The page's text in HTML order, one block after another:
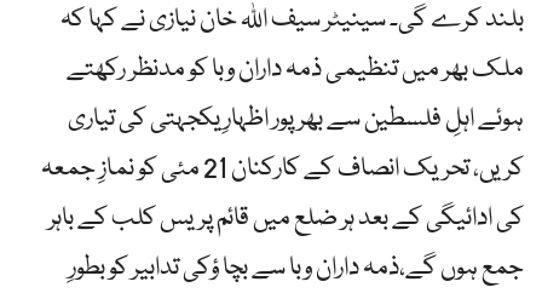
بلند کرے گی۔ سینیٹر سیف اللہ خان نیازی نے کہا کہ
ملک بھر میں تنظیمی ذمہ داران وبا کو مدنظر رکھتے
ہوئے اہلِ فلسطین سے بھرپور اظہارِ یکجہتی کی تیاری
کریں، تحریک انصاف کے کارکنان 21 مئی کو نمازِ جمعہ
کی ادائیگی کے بعد ہر ضلع میں قائم پریس کلب کے باہر
جمع ہوں گے،ذمہ داران وبا سے بچا ؤکی تدابیر کو بطورِ